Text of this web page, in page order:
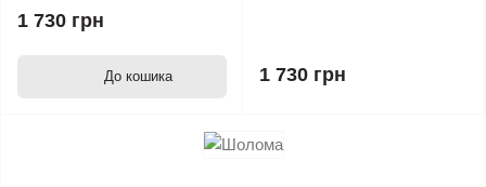
1 730 грн
До кошика 1 730 грн